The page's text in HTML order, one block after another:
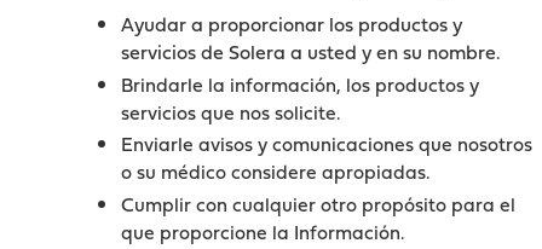
Ayudar a proporcionar los productos y
servicios de Solera a usted y en su nombre.
Brindarle la información, los productos y
servicios que nos solicite.
Enviarle avisos y comunicaciones que nosotros
o su médico considere apropiadas.
Cumplir con cualquier otro propósito para el
que proporcione la Información.